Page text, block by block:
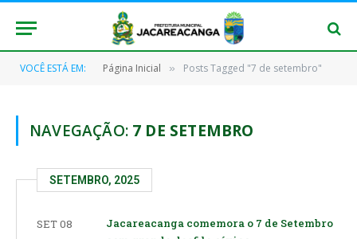
VOCÊ ESTÁ EM: Página Inicial » Posts Tagged "7 de setembro"
NAVEGAÇÃO: 7 DE SETEMBRO
SETEMBRO, 2025
SET 08
Jacareacanga comemora o 7 de Setembro